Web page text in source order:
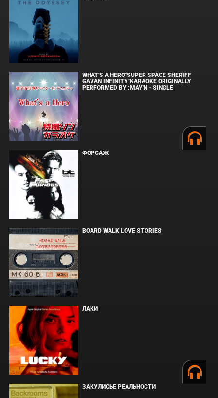
WHAT'S A HERO"SUPER SPACE SHERIFF
GAVAN INFINITY"KARAOKE ORIGINALLY
PERFORMED BY :MAY'N - SINGLE
ФОРСАЖ
BOARD WALK LOVE STORIES
ЛАКИ
ЗАКУЛИСЬЕ РЕАЛЬНОСТИ